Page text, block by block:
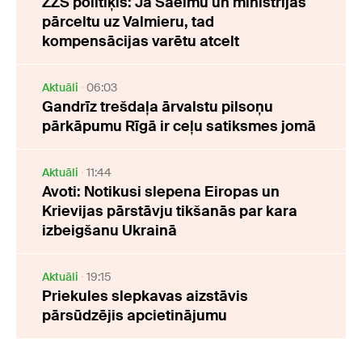
pārceltu uz Valmieru, tad
kompensācijas varētu atcelt
Aktuāli 06:03
Gandrīz trešdaļa ārvalstu pilsoņu
pārkāpumu Rīgā ir ceļu satiksmes jomā
Aktuāli 11:44
Avoti: Notikusi slepena Eiropas un
Krievijas pārstāvju tikšanās par kara
izbeigšanu Ukrainā
Aktuāli 19:15
Priekules slepkavas aizstāvis
pārsūdzējis apcietinājumu